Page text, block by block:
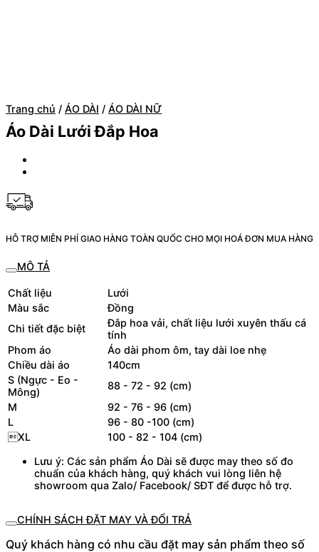
Trang chủ / ÁO DÀI / ÁO DÀI NỮ
Áo Dài Lưới Đắp Hoa
HỖ TRỢ MIỄN PHÍ GIAO HÀNG TOÀN QUỐC CHO MỌI HOÁ ĐƠN MUA HÀNG
MÔ TẢ
Chất liệu
Lưới
Màu sắc
Đồng
Chi tiết đặc biệt
Đắp hoa vải, chất liệu lưới xuyên thấu cá
tính
Phom áo
Áo dài phom ôm, tay dài loe nhẹ
Chiều dài áo
140cm
S (Ngực - Eo -
Mông)
88 - 72 - 92 (cm)
M
92 - 76 - 96 (cm)
L
96 - 80 -100 (cm)
XL
100 - 82 - 104 (cm)
Lưu ý: Các sản phẩm Áo Dài sẽ được may theo số đo
chuẩn của khách hàng, quý khách vui lòng liên hệ
showroom qua Zalo/ Facebook/ SĐT để được hỗ trợ.
CHÍNH SÁCH ĐẶT MAY VÀ ĐỔI TRẢ
Quý khách hàng có nhu cầu đặt may sản phẩm theo số